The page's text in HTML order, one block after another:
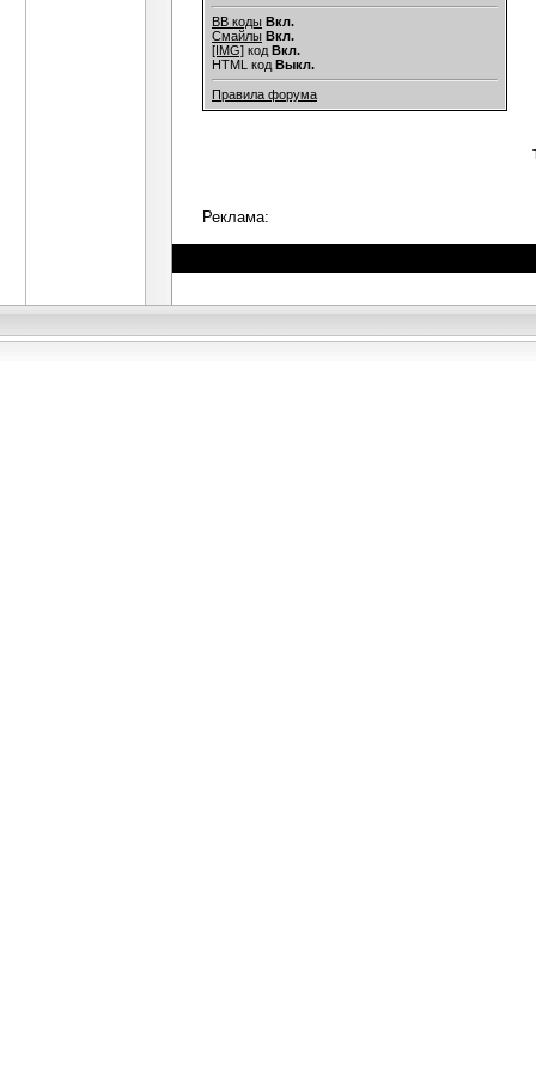
BB коды Вкл.
Смайлы Вкл.
[IMG] код Вкл.
HTML код Выкл.
Правила форума
Реклама: